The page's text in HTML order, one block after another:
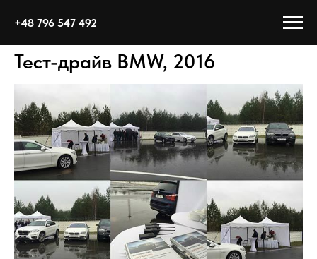
+48 796 547 492
Тест-драйв BMW, 2016